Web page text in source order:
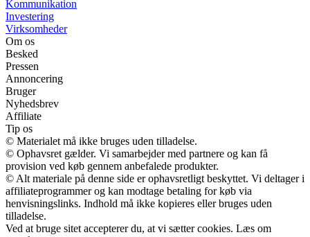
Kommunikation
Investering
Virksomheder
Om os
Besked
Pressen
Annoncering
Bruger
Nyhedsbrev
Affiliate
Tip os
© Materialet må ikke bruges uden tilladelse.
© Ophavsret gælder. Vi samarbejder med partnere og kan få
provision ved køb gennem anbefalede produkter.
© Alt materiale på denne side er ophavsretligt beskyttet. Vi deltager i
affiliateprogrammer og kan modtage betaling for køb via
henvisningslinks. Indhold må ikke kopieres eller bruges uden
tilladelse.
Ved at bruge sitet accepterer du, at vi sætter cookies. Læs om